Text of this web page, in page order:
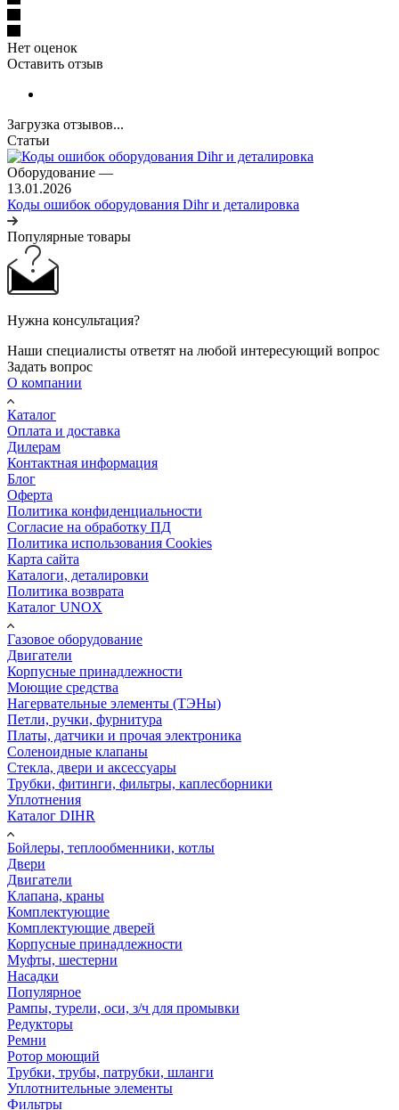
Нет оценок
Оставить отзыв
Загрузка отзывов...
Статьи
Оборудование —
13.01.2026
Коды ошибок оборудования Dihr и деталировка
Популярные товары
Нужна консультация?
Наши специалисты ответят на любой интересующий вопрос
Задать вопрос
О компании
Каталог
Оплата и доставка
Дилерам
Контактная информация
Блог
Оферта
Политика конфиденциальности
Согласие на обработку ПД
Политика использования Cookies
Карта сайта
Каталоги, деталировки
Политика возврата
Каталог UNOX
Газовое оборудование
Двигатели
Корпусные принадлежности
Моющие средства
Нагервательные элементы (ТЭНы)
Петли, ручки, фурнитура
Платы, датчики и прочая электроника
Соленоидные клапаны
Стекла, двери и аксессуары
Трубки, фитинги, фильтры, каплесборники
Уплотнения
Каталог DIHR
Бойлеры, теплообменники, котлы
Двери
Двигатели
Клапана, краны
Комплектующие
Комплектующие дверей
Корпусные принадлежности
Муфты, шестерни
Насадки
Популярное
Рампы, турели, оси, з/ч для промывки
Редукторы
Ремни
Ротор моющий
Трубки, трубы, патрубки, шланги
Уплотнительные элементы
Фильтры